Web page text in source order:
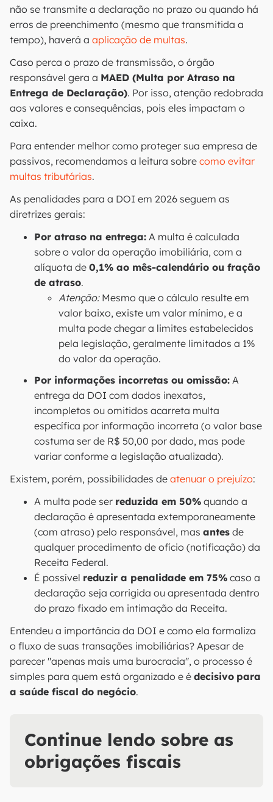
não se transmite a declaração no prazo ou quando há
erros de preenchimento (mesmo que transmitida a
tempo), haverá a aplicação de multas.
Caso perca o prazo de transmissão, o órgão
responsável gera a MAED (Multa por Atraso na
Entrega de Declaração). Por isso, atenção redobrada
aos valores e consequências, pois eles impactam o
caixa.
Para entender melhor como proteger sua empresa de
passivos, recomendamos a leitura sobre como evitar
multas tributárias.
As penalidades para a DOI em 2026 seguem as
diretrizes gerais:
Por atraso na entrega: A multa é calculada
sobre o valor da operação imobiliária, com a
alíquota de 0,1% ao mês-calendário ou fração
de atraso.
Atenção:Mesmo que o cálculo resulte em
valor baixo, existe um valor mínimo, e a
multa pode chegar a limites estabelecidos
pela legislação, geralmente limitados a 1%
do valor da operação.
Por informações incorretas ou omissão: A
entrega da DOI com dados inexatos,
incompletos ou omitidos acarreta multa
específica por informação incorreta (o valor base
costuma ser de R$ 50,00 por dado, mas pode
variar conforme a legislação atualizada).
Existem, porém, possibilidades de atenuar o prejuízo:
A multa pode ser reduzida em 50% quando a
declaração é apresentada extemporaneamente
(com atraso) pelo responsável, mas antes de
qualquer procedimento de ofício (notificação) da
Receita Federal.
É possível reduzir a penalidade em 75% caso a
declaração seja corrigida ou apresentada dentro
do prazo fixado em intimação da Receita.
Entendeu a importância da DOI e como ela formaliza
o fluxo de suas transações imobiliárias? Apesar de
parecer "apenas mais uma burocracia", o processo é
simples para quem está organizado e é decisivo para
a saúde fiscal do negócio.
Continue lendo sobre as
obrigações fiscais